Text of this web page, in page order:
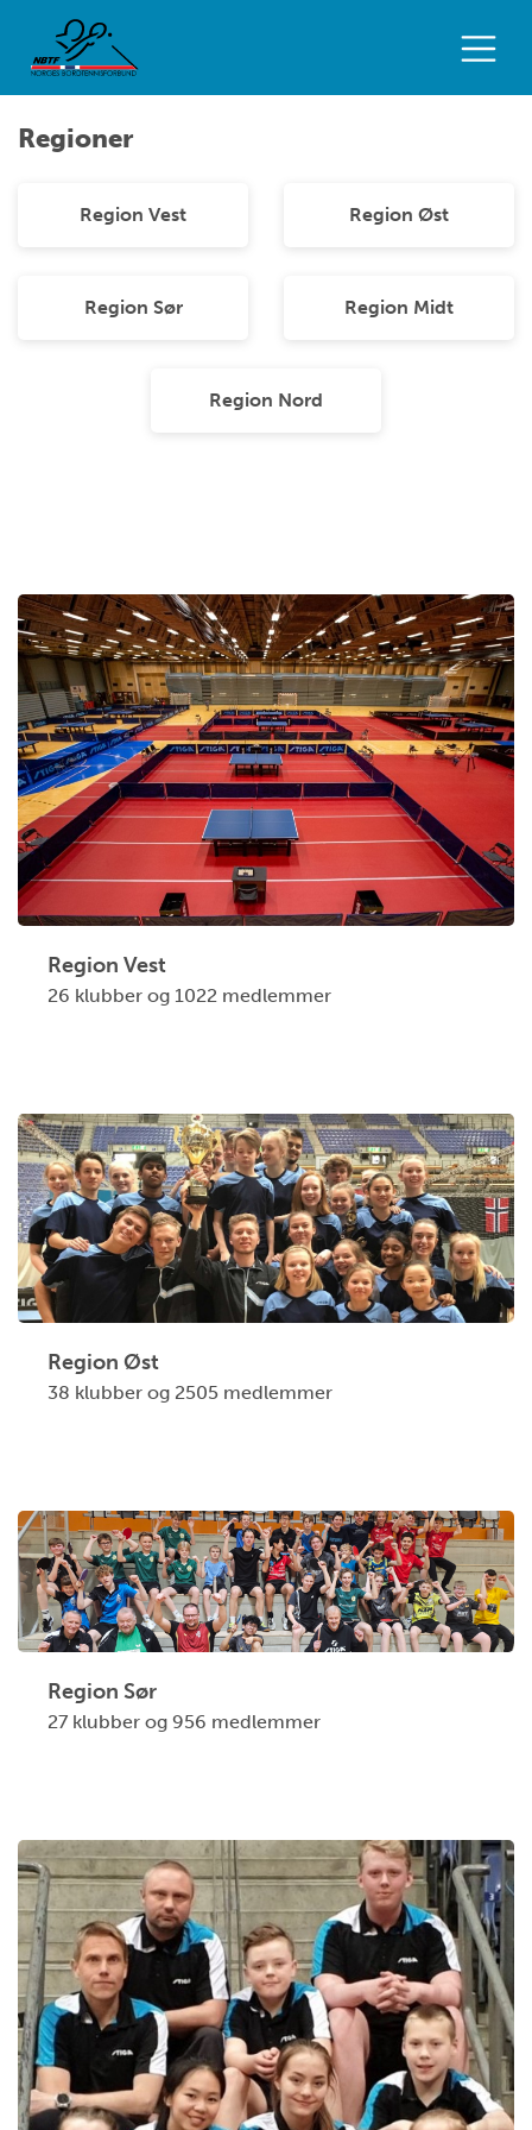
Regioner
Region Vest Region Øst
Region Sør Region Midt
Region Nord
Region Vest
26 klubber og 1022 medlemmer
Region Øst
38 klubber og 2505 medlemmer
Region Sør
27 klubber og 956 medlemmer